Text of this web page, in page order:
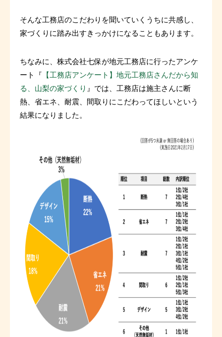
そんな工務店のこだわりを聞いていくうちに共感し、
家づくりに踏み出すきっかけになることもあります。
ちなみに、株式会社七保が地元工務店に行ったアンケ
ート『 【工務店アンケート】地元工務店さんだから知
る、山梨の家づくり 』では、工務店は施主さんに断
熱、省エネ、耐震、間取りにこだわってほしいという
結果になりました。